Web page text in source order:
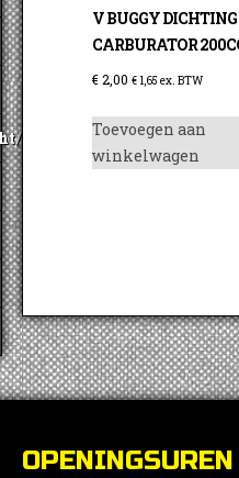
Benzine
V BUGGY DICHTING
CARBURATOR
€2,00 € 1,65 ex. BTW
Toevoegen aan
winkelwagen
OPENINGSUREN